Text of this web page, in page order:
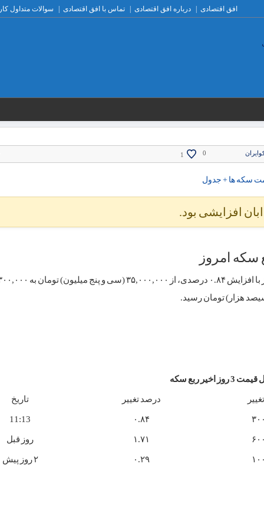
افق اقتصادی درباره افق اقتصادی تماس با افق اقتصادی سوالات متداول
0
1
سکه امروز
هزار) تومان رسید.
روز اخیر ربع سکه
درصد تغییر تاریخ
۰.۸۴ 11:13
۱.۷۱ روز قبل
۰.۲۹ ۲ روز پیش